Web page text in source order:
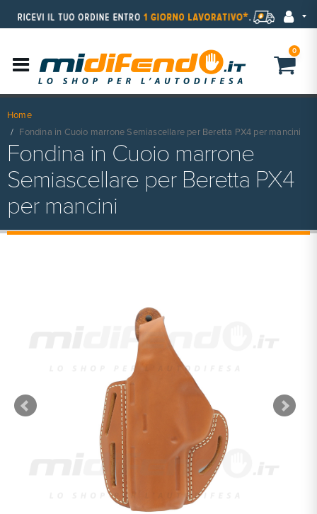
0
Home
Fondina in Cuoio marrone Semiascellare per Beretta PX4 per mancini
Fondina in Cuoio marrone
Semiascellare per Beretta PX4
per mancini